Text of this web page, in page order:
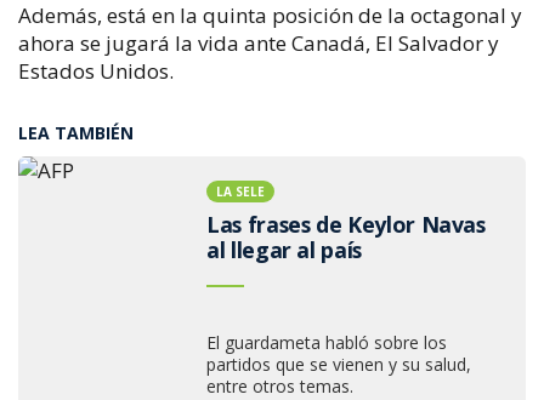
Además, está en la quinta posición de la octagonal y
ahora se jugará la vida ante Canadá, El Salvador y
Estados Unidos.
LEA TAMBIÉN
LA SELE
Las frases de Keylor Navas
al llegar al país
El guardameta habló sobre los
partidos que se vienen y su salud,
entre otros temas.